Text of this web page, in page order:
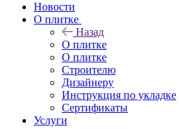
Новости
О плитке
Назад
О плитке
О плитке
Строителю
Дизайнеру
Инструкция по укладке
Сертификаты
Услуги